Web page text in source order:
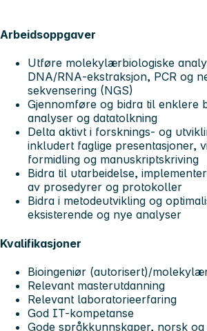
Arbeidsoppgaver
Utføre molekylærbiologiske
DNA/RNA‑ekstraksjon, PCR og
sekvensering (NGS)
Gjennomføre og bidra til enklere
analyser og datatolkning
Delta aktivt i forsknings- og
inkludert faglige presentasjoner,
formidling og manuskriptskriving
Bidra til utarbeidelse,
av prosedyrer og protokoller
Bidra i metodeutvikling og
eksisterende og nye analyser
Kvalifikasjoner
Bioingeniør (autorisert)/
Relevant masterutdanning
Relevant laboratorieerfaring
God IT-kompetanse
Gode språkkunnskaper, norsk